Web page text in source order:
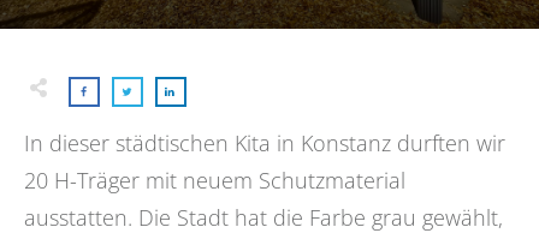
In dieser städtischen Kita in Konstanz durften wir
20 H-Träger mit neuem Schutzmaterial
ausstatten. Die Stadt hat die Farbe grau gewählt,